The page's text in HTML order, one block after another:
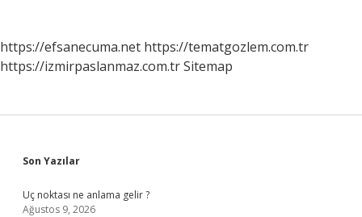
https://efsanecuma.net https://tematgozlem.com.tr
https://izmirpaslanmaz.com.trSitemap
Sidebar
Son Yazılar
Uç noktası ne anlama gelir ?
Ağustos 9, 2026